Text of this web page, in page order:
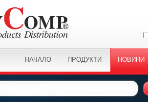
НАЧАЛО ПРОДУКТИ НОВИНИ